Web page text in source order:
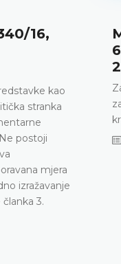
16,
kao
stranka
postoji
mjera
izražavanje
3.